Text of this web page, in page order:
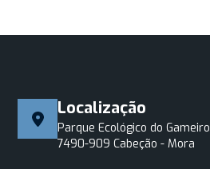
Localização
Parque Ecológico do Gameiro
7490-909 Cabeção - Mora